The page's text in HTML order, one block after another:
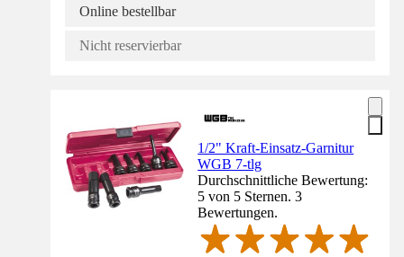
Online bestellbar
Nicht reservierbar
1/2" Kraft-Einsatz-Garnitur
WGB 7-tlg
Durchschnittliche Bewertung:
5 von 5 Sternen. 3
Bewertungen.